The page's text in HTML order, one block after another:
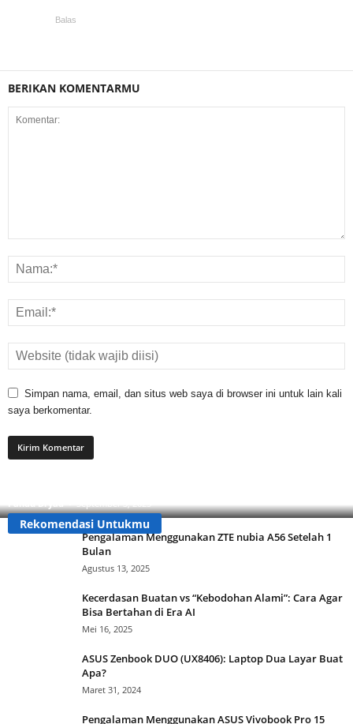
Balas
BERIKAN KOMENTARMU
Simpan nama, email, dan situs web saya di browser ini untuk lain kali
saya berkomentar.
Rekomendasi Untukmu
Pengalaman Menggunakan ZTE nubia A56 Setelah 1
Bulan
Agustus 13, 2025
Kecerdasan Buatan vs “Kebodohan Alami”: Cara Agar
Bisa Bertahan di Era AI
Mei 16, 2025
ASUS Zenbook DUO (UX8406): Laptop Dua Layar Buat
Apa?
Maret 31, 2024
Pengalaman Menggunakan ASUS Vivobook Pro 15